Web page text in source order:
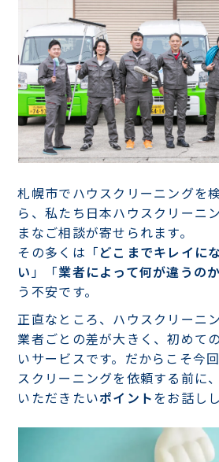
札幌市でハウスクリーニングを
ら、私たち日本ハウスクリーニ
まなご相談が寄せられます。
その多くは「どこまでキレイに
い 」「業者によって何が違うの
う不安です。
正直なところ、ハウスクリーニ
業者ごとの差が大きく、初めて
いサービスです。だからこそ今
スクリーニングを依頼する前に
いただきたいポイントをお話し